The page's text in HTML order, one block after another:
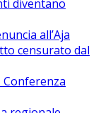
diventano
all’Aja
censurato dal